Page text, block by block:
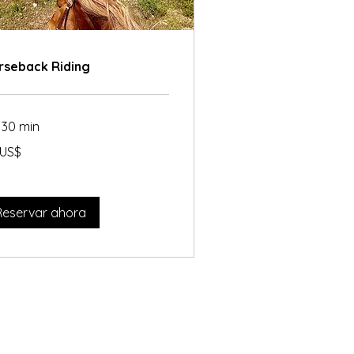
Riding
min
ahora